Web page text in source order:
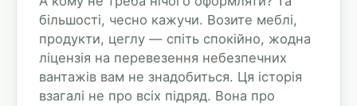
більшості, чесно кажучи. Возите меблі,
продукти, цеглу — спіть спокійно, жодна
ліцензія на перевезення небезпечних
вантажів вам не знадобиться. Ця історія
взагалі не про всіх підряд. Вона про